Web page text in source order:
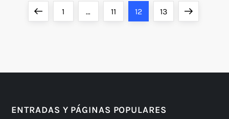
n
PáginaPágina
1 … Página
11 Página
12 Página
13 Siguiente
ENTRADAS Y PÁGINAS POPULARES